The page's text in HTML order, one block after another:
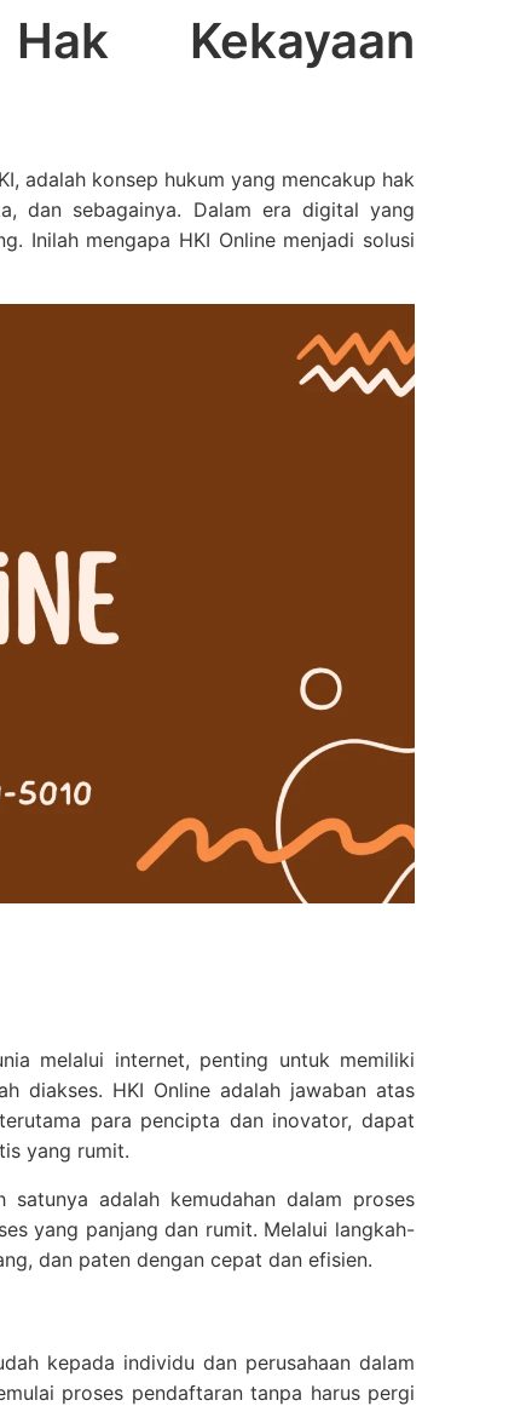
Kekayaan
adalah konsep hukum yang mencakup hak
dan sebagainya. Dalam era digital yang
Inilah mengapa HKI Online menjadi solusi
melalui internet, penting untuk memiliki
diakses. HKI Online adalah jawaban atas
para pencipta dan inovator, dapat
yang rumit.
satunya adalah kemudahan dalam proses
yang panjang dan rumit. Melalui langkah-
dan paten dengan cepat dan efisien.
kepada individu dan perusahaan dalam
proses pendaftaran tanpa harus pergi